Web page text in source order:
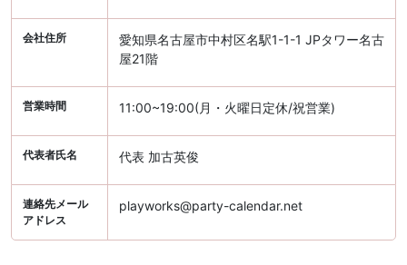
会社住所
愛知県名古屋市中村区名駅1-1-1 JPタワー名古
屋21階
営業時間 11:00~19:00(月・火曜日定休/祝営業)
代表者氏名 代表 加古英俊
連絡先メール
アドレス
playworks@party-calendar.net